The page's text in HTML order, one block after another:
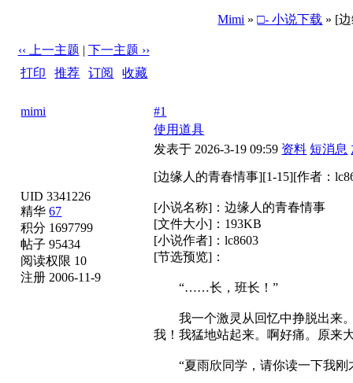
Mimi »□- 小说下载 » [
‹‹ 上一主题 | 下一主题 ››
打印 |推荐 |订阅 |收藏
mimi
UID 3341226
精华67
积分 1697799
帖子 95434
阅读权限 10
注册 2006-11-9
#1
使用道具
发表于 2026-3-19 09:59 资料 短消息
[边缘人的青春情事][1-15][作者：
[小说名称]：边缘人的青春情事
[文件大小]：193KB
[小说作者]：lc8603
[节选预览]：
“……长，班长！”
我一个激灵从回忆中挣脱出来。
我！我猛地站起来。啊好痛。原来
“夏雨欣同学，请你读一下我刚